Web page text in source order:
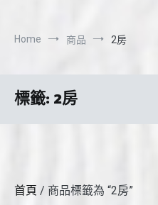
Home 商品 2房
標籤:2房
首頁 / 商品標籤為 “2房”